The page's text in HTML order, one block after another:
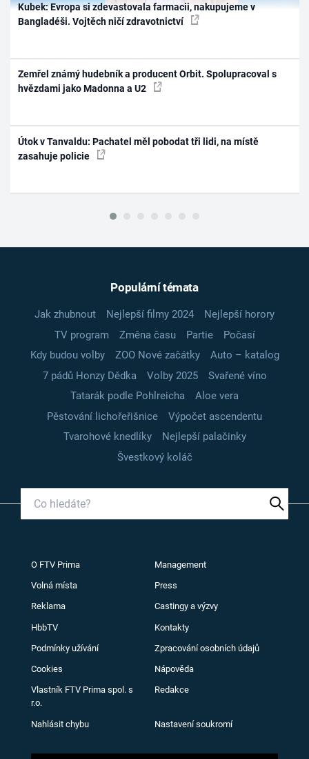
Kubek: Evropa si zdevastovala farmacii, nakupujeme v
Bangladéši. Vojtěch ničí zdravotnictví
Zemřel známý hudebník a producent Orbit. Spolupracoval s
hvězdami jako Madonna a U2
Útok v Tanvaldu: Pachatel měl pobodat tři lidi, na místě
zasahuje policie
Populární témata
Jak zhubnout Nejlepší filmy 2024
Nejlepší horory
TV program
Změna času Partie
Počasí
Kdy budou volby
ZOO Nové začátky
Auto – katalog
7 pádů Honzy Dědka
Volby 2025
Svařené víno
Tatarák podle Pohlreicha
Aloe vera
Pěstování lichořeřišnice
Výpočet ascendentu
Tvarohové knedlíky
Nejlepší palačinky
Švestkový koláč
O FTV Prima Management
Volná místa Press
Reklama Castingy a výzvy
HbbTV Kontakty
Podmínky užívání Zpracování osobních údajů
Cookies Nápověda
Vlastník FTV Prima spol. s
r.o.
Redakce
Nahlásit chybu Nastavení soukromí